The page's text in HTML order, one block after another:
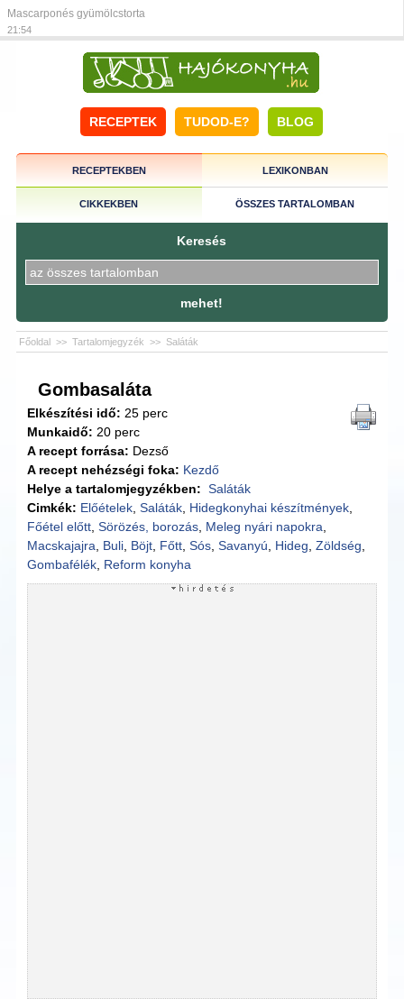
Mascarponés gyümölcstorta
21:54
RECEPTEK TUDOD-E? BLOG
RECEPTEKBEN LEXIKONBAN
CIKKEKBEN ÖSSZES TARTALOMBAN
Keresés
mehet!
Főoldal >> Tartalomjegyzék >> Saláták
Gombasaláta
Elkészítési idő: 25 perc
Munkaidő: 20 perc
A recept forrása: Dezső
A recept nehézségi foka: Kezdő
Helye a tartalomjegyzékben: Saláták
Cimkék: Előételek ,Saláták Hidegkonyhai készítmények
Főétel előtt ,Sörözés, borozás Meleg nyári napokra
Macskajajra
Buli Böjt Főtt ,Sós ,Savanyú Hideg ,Zöldség
Gombafélék Reform konyha